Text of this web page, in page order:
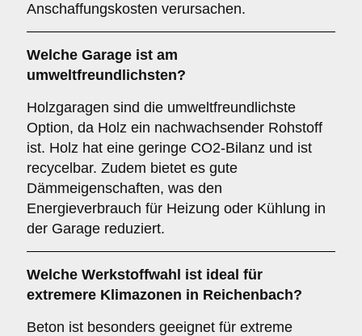
Anschaffungskosten verursachen.
Welche Garage ist am
umweltfreundlichsten?
Holzgaragen sind die umweltfreundlichste
Option, da Holz ein nachwachsender Rohstoff
ist. Holz hat eine geringe CO2-Bilanz und ist
recycelbar. Zudem bietet es gute
Dämmeigenschaften, was den
Energieverbrauch für Heizung oder Kühlung in
der Garage reduziert.
Welche Werkstoffwahl ist ideal für
extremere Klimazonen in Reichenbach?
Beton ist besonders geeignet für extreme